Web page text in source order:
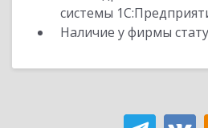
системы
Наличие у фирмы